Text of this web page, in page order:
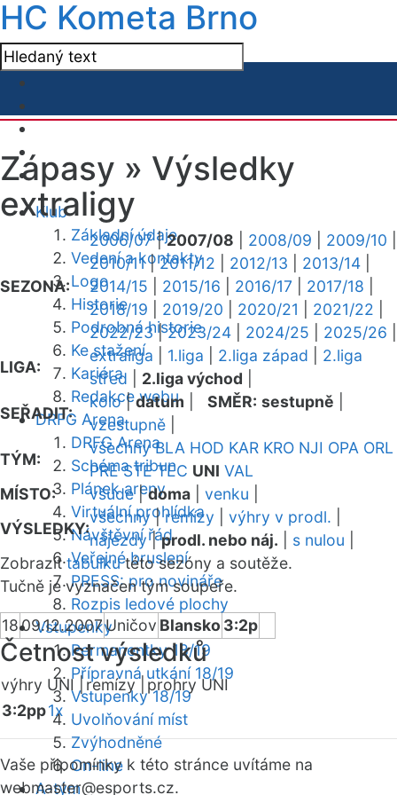
HC Kometa Brno
Klub
Základní údaje
Vedení a kontakty
Logo
Historie
Podrobná historie
Ke stažení
Kariéra
Redakce webu
DRFG Arena
DRFG Arena
Schéma tribun
Plánek areny
Virtuální prohlídka
Návštěvní řád
Veřejné bruslení
PRESS: pro novináře
Rozpis ledové plochy
Vstupenky
Permanentky 18/19
Přípravná utkání 18/19
Vstupenky 18/19
Uvolňování míst
Zvýhodněné
On-line
A-tým
Zápasy » Výsledky
extraligy
SEZONA:
2006/07|2007/08 2008/09 2009/10
2010/11|2011/12 2012/13 2013/14
2014/15
2015/16 2016/17 2017/18
2018/19
2019/20 2020/21 2021/22
2022/23|2023/24 2024/25 2025/26
LIGA:
extraliga 1.liga 2.liga západ
2.liga
střed
2.liga východ
SEŘADIT:
kolo|datum SMĚR: sestupně
vzestupně
TÝM:
všechny BLA HOD KAR KRO NJI OPA ORL
PRE STE TEC UNI VAL
MÍSTO:
všude|doma venku
VÝSLEDKY:
všechny|remízy výhry v prodl.
nájezdy|prodl. nebo náj. s nulou
Zobrazittabulkutéto sezóny a soutěže.
Tučně je vyznačen tým soupeře.
1809.12.2007Uničov Blansko 3:2p
Četnost výsledků
výhry UNI |remízy | prohry UNI
3:2pp1x
Vaše připomínky k této stránce uvítáme na
webmaster@esports.cz.